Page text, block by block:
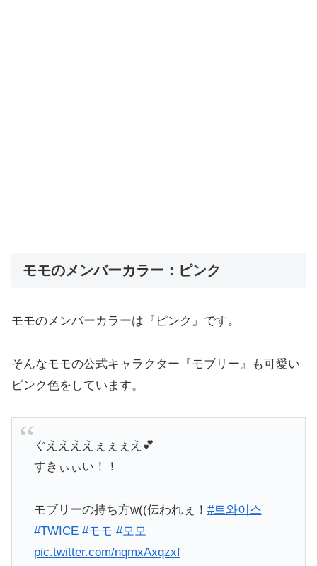
モモのメンバーカラー：ピンク
モモのメンバーカラーは『ピンク』です。
そんなモモの公式キャラクター『モブリー』も可愛い
ピンク色をしています。
ぐええええぇぇぇえ💕
すきぃぃい！！
モブリーの持ち方w((伝われぇ！ #트와이스
#TWICE #モモ #모모
pic.twitter.com/nqmxAxqzxf